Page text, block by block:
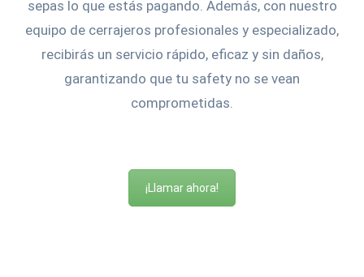
sepas lo que estás pagando. Además, con nuestro
equipo de cerrajeros profesionales y especializado,
recibirás un servicio rápido, eficaz y sin daños,
garantizando que tu safety no se vean
comprometidas.
¡Llamar ahora!